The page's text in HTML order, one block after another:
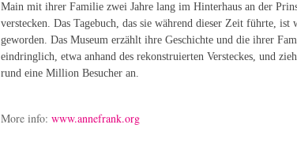
Main mit ihrer Familie zwei Jahre lang im Hinterhaus an der
verstecken. Das Tagebuch, das sie während dieser Zeit führte, ist
geworden. Das Museum erzählt ihre Geschichte und die ihrer
eindringlich, etwa anhand des rekonstruierten Versteckes, und
rund eine Million Besucher an.
More info: www.annefrank.org